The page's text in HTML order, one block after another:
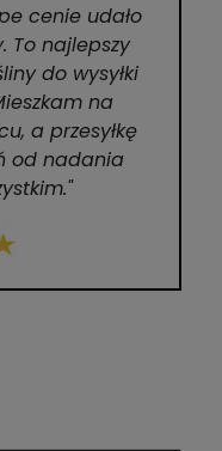
cenie udało
To najlepszy
do wysyłki
na
a przesyłkę
od nadania